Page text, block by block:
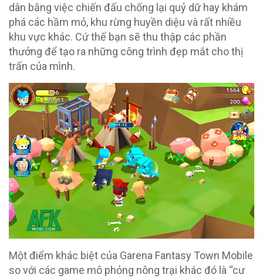
dân bằng việc chiến đấu chống lại quỷ dữ hay khám
phá các hầm mỏ, khu rừng huyền diệu và rất nhiều
khu vực khác. Cứ thế bạn sẽ thu thập các phần
thưởng để tạo ra những công trình đẹp mắt cho thị
trấn của mình.
Một điểm khác biệt của Garena Fantasy Town Mobile
so với các game mô phỏng nông trại khác đó là “cư